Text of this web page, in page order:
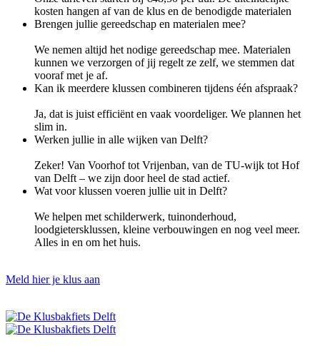
kosten hangen af van de klus en de benodigde materialen
Brengen jullie gereedschap en materialen mee?
We nemen altijd het nodige gereedschap mee. Materialen
kunnen we verzorgen of jij regelt ze zelf, we stemmen dat
vooraf met je af.
Kan ik meerdere klussen combineren tijdens één afspraak?
Ja, dat is juist efficiënt en vaak voordeliger. We plannen het
slim in.
Werken jullie in alle wijken van Delft?
Zeker! Van Voorhof tot Vrijenban, van de TU-wijk tot Hof
van Delft – we zijn door heel de stad actief.
Wat voor klussen voeren jullie uit in Delft?
We helpen met schilderwerk, tuinonderhoud,
loodgietersklussen, kleine verbouwingen en nog veel meer.
Alles in en om het huis.
Meld hier je klus aan